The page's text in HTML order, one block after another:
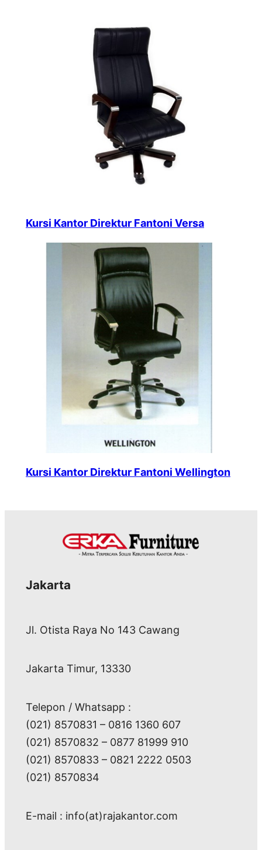
Kursi Kantor Direktur Fantoni Versa
Kursi Kantor Direktur Fantoni Wellington
Jakarta
Jl. Otista Raya No 143 Cawang
Jakarta Timur, 13330
Telepon / Whatsapp :
(021) 8570831 – 0816 1360 607
(021) 8570832 – 0877 81999 910
(021) 8570833 – 0821 2222 0503
(021) 8570834
E-mail : info(at)rajakantor.com